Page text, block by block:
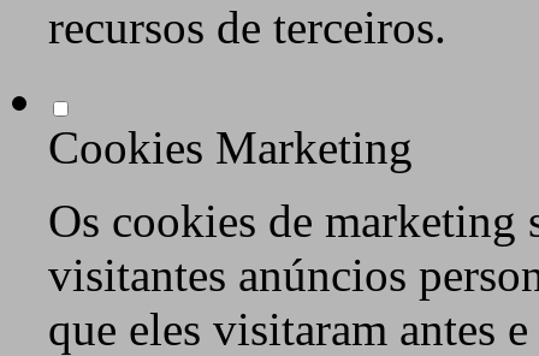
recursos de terceiros.
Cookies Marketing
Os cookies de marketing
visitantes anúncios
que eles visitaram antes